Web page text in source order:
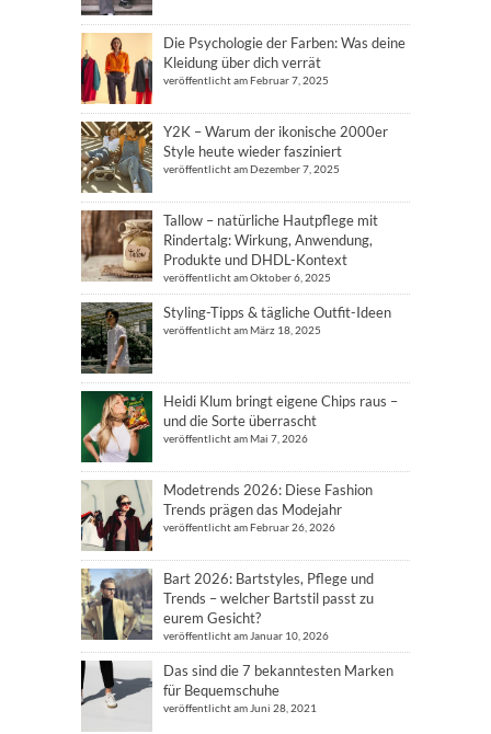
Die Psychologie der Farben: Was deine
Kleidung über dich verrät
veröffentlicht am Februar 7, 2025
Y2K – Warum der ikonische 2000er
Style heute wieder fasziniert
veröffentlicht am Dezember 7, 2025
Tallow – natürliche Hautpflege mit
Rindertalg: Wirkung, Anwendung,
Produkte und DHDL-Kontext
veröffentlicht am Oktober 6, 2025
Styling-Tipps & tägliche Outfit-Ideen
veröffentlicht am März 18, 2025
Heidi Klum bringt eigene Chips raus –
und die Sorte überrascht
veröffentlicht am Mai 7, 2026
Modetrends 2026: Diese Fashion
Trends prägen das Modejahr
veröffentlicht am Februar 26, 2026
Bart 2026: Bartstyles, Pflege und
Trends – welcher Bartstil passt zu
eurem Gesicht?
veröffentlicht am Januar 10, 2026
Das sind die 7 bekanntesten Marken
für Bequemschuhe
veröffentlicht am Juni 28, 2021